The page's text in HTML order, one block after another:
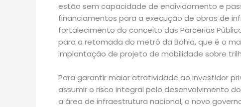
estão sem capacidade de endividamento e
financiamentos para a execução de obras de
fortalecimento do conceito das Parcerias
para a retomada do metrô da Bahia, que é o
implantação de projeto de mobilidade sobre
Para garantir maior atratividade ao investidor
assumir o risco integral pelo desenvolvimento
a área de infraestrutura nacional, o novo